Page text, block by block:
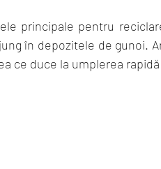
principale pentru
în depozitele de gunoi.
ce duce la umplerea